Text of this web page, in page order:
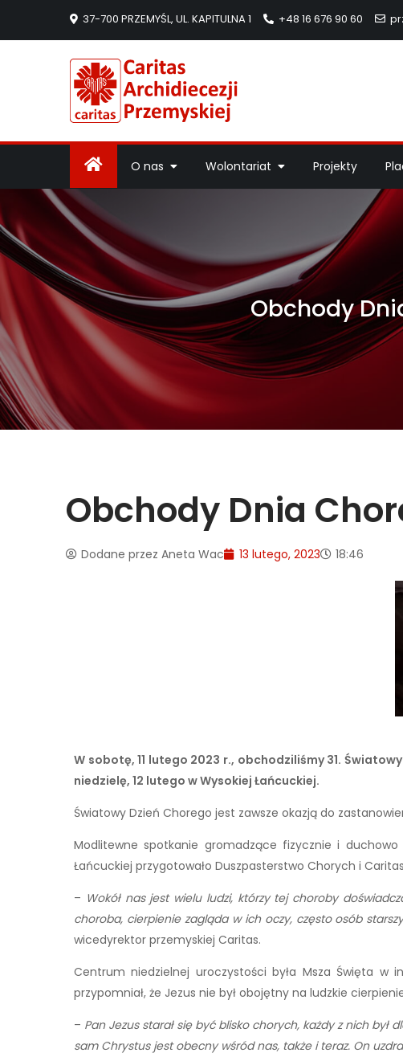
37-700 PRZEMYŚL, UL. KAPITULNA 1 +48 16 676 90 60
O nas Wolontariat Projekty
Obchody
Obchody Dnia
Dodane przez Aneta Wac 13 lutego, 2023 18:46
W sobotę, 11 lutego 2023 r., obchodziliśmy 31.
niedzielę, 12 lutego w Wysokiej Łańcuckiej.
Światowy Dzień Chorego jest zawsze okazją do
Modlitewne spotkanie gromadzące fizycznie i
Łańcuckiej przygotowało Duszpasterstwo Chorych i
– Wokół nas jest wielu ludzi, którzy tej choroby
choroba, cierpienie zagląda w ich oczy, często osób
wicedyrektor przemyskiej Caritas.
Centrum niedzielnej uroczystości była Msza Święta w
przypomniał, że Jezus nie był obojętny na ludzkie
– Pan Jezus starał się być blisko chorych, każdy z nich był
sam Chrystus jest obecny wśród nas, także i teraz. On